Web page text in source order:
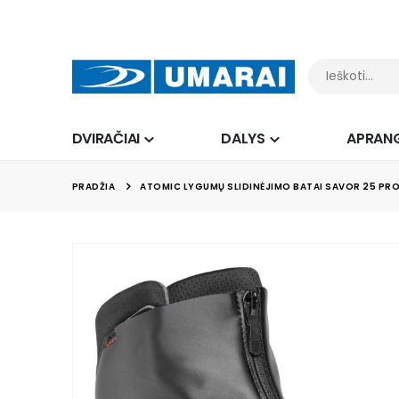
DVIRAČIAI DALYS
PRADŽIA ATOMIC LYGUMŲ SLIDINĖJIMO BATAI SAVOR 25
end
images